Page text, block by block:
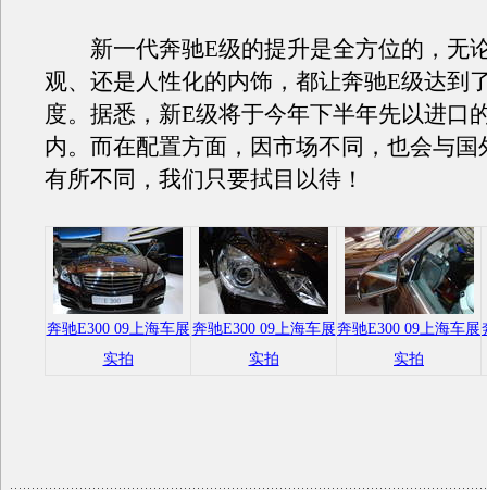
新一代奔驰E级的提升是全方位的，无
观、还是人性化的内饰，都让奔驰E级达到
度。据悉，新E级将于今年下半年先以进口
内。而在配置方面，因市场不同，也会与国
有所不同，我们只要拭目以待！
奔驰E300 09上海车展
实拍
奔驰E300 09上海车展
实拍
奔驰E300 09上海车展
实拍